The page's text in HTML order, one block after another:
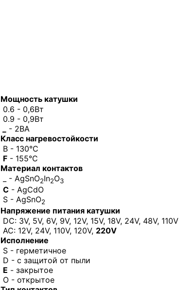
Мощность катушки
0.6 - 0,6Вт
0.9 - 0,9Вт
- 2ВА
Класс нагревостойкости
B - 130°C
F - 155°C
Материал контактов
_ - AgSnO2In2O3
C - AgCdO
S - AgSnO2
Напряжение питания катушки
DC: 3V, 5V, 6V, 9V, 12V, 15V, 18V, 24V, 48V, 110V
AC: 12V, 24V, 110V, 120V, 220V
Исполнение
S - герметичное
D - с защитой от пыли
E - закрытое
O - открытое